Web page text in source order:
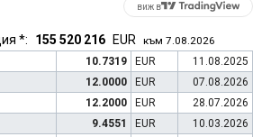
виж в
*: 155 520 216 EUR към 7.08.2026
10.7319 EUR
11.08.2025
12.0000 EUR
07.08.2026
12.2000 EUR
28.07.2026
9.4551 EUR
10.03.2026